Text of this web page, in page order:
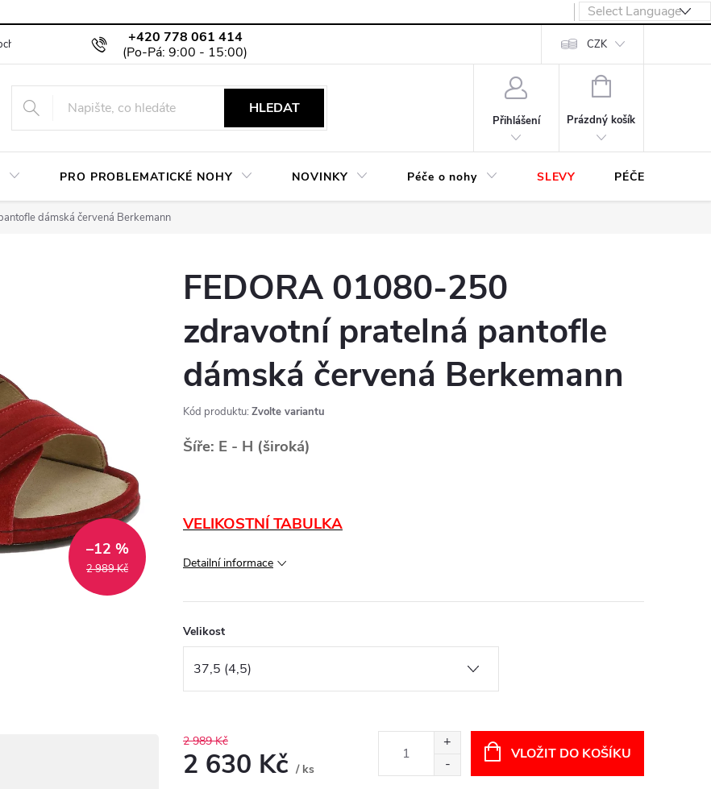
+420 778 061 414
podmínky Podmínky ochrany osobních údajů CZK
HLEDAT
Přihlášení
NÁKUPNÍ
Prázdný košík
PRO PROBLEMATICKÉ NOHY NOVINKY Péče o nohy SLEVY PÉČE O OBUV
dámská červená Berkemann
2 989 Kč
–12 %
FEDORA 01080-250
zdravotní pratelná pantofle
dámská červená Berkemann
Kód produktu: Zvolte variantu
Šíře: E - H (široká)
VELIKOSTNÍ TABULKA
Detailní informace
Velikost
2 989 Kč
2 630 Kč / ks
VLOŽIT DO KOŠÍKU